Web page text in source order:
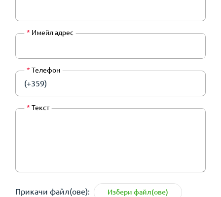
* Имейл адрес
* Телефон
(+359)
* Текст
Прикачи файл(ове): Избери файл(ове)